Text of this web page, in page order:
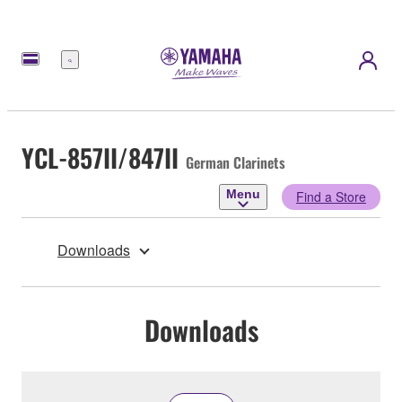
Menu
YCL-857II/847II German Clarinets
Menu Find a Store
Downloads
Downloads